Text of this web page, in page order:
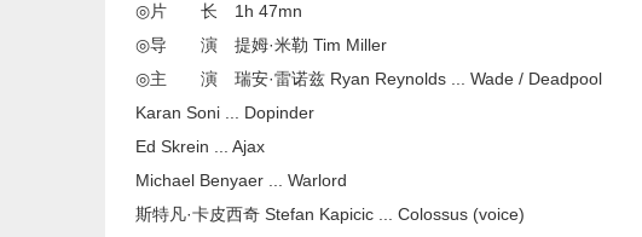
◎片 长 1h 47mn
◎导 演 提姆·米勒 Tim Miller
◎主 演 瑞安·雷诺兹 Ryan Reynolds ... Wade / Deadpool
Karan Soni ... Dopinder
Ed Skrein ... Ajax
Michael Benyaer ... Warlord
斯特凡·卡皮西奇 Stefan Kapicic ... Colossus (voice)